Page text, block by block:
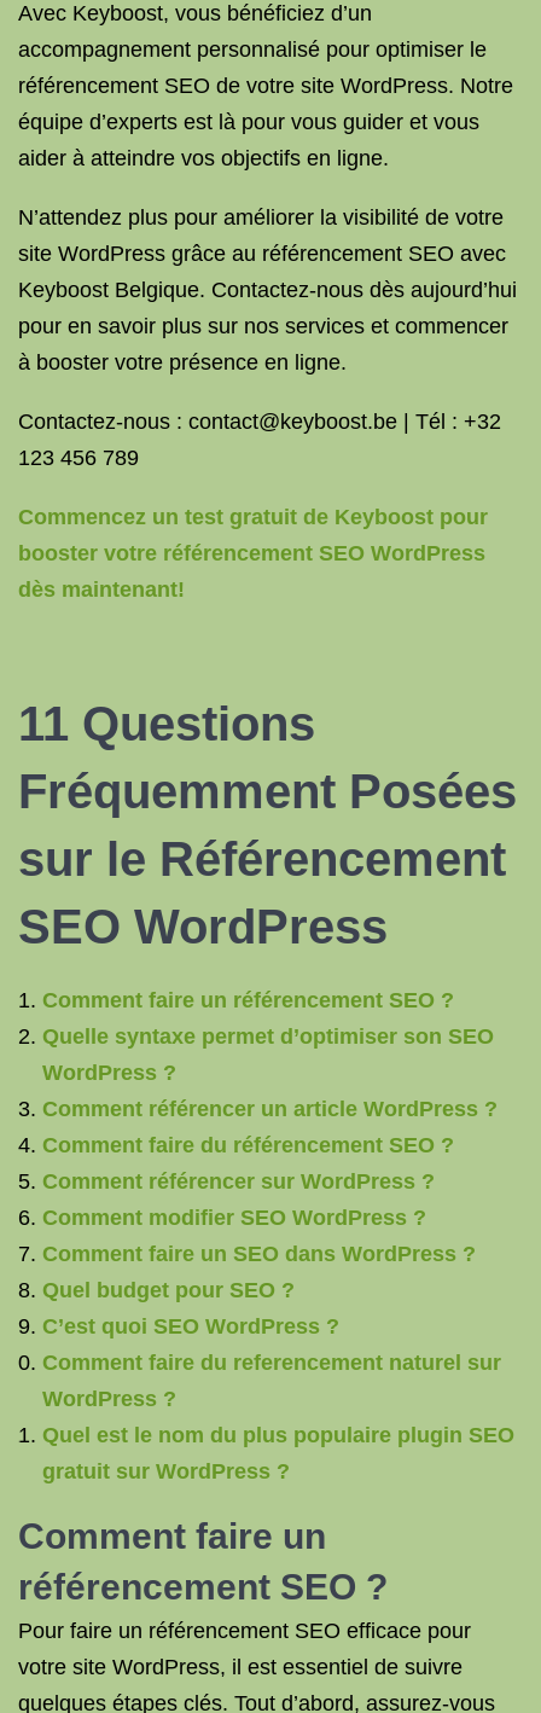
Avec Keyboost, vous bénéficiez d’un
accompagnement personnalisé pour optimiser le
référencement SEO de votre site WordPress. Notre
équipe d’experts est là pour vous guider et vous
aider à atteindre vos objectifs en ligne.
N’attendez plus pour améliorer la visibilité de votre
site WordPress grâce au référencement SEO avec
Keyboost Belgique. Contactez-nous dès aujourd’hui
pour en savoir plus sur nos services et commencer
à booster votre présence en ligne.
Contactez-nous : contact@keyboost.be | Tél : +32
123 456 789
Commencez un test gratuit de Keyboost pour
booster votre référencement SEO WordPress
dès maintenant!
11 Questions
Fréquemment Posées
sur le Référencement
SEO WordPress
Comment faire un référencement SEO ?
Quelle syntaxe permet d’optimiser son SEO
WordPress ?
Comment référencer un article WordPress ?
Comment faire du référencement SEO ?
Comment référencer sur WordPress ?
Comment modifier SEO WordPress ?
Comment faire un SEO dans WordPress ?
Quel budget pour SEO ?
C’est quoi SEO WordPress ?
Comment faire du referencement naturel sur
WordPress ?
Quel est le nom du plus populaire plugin SEO
gratuit sur WordPress ?
Comment faire un
référencement SEO ?
Pour faire un référencement SEO efficace pour
votre site WordPress, il est essentiel de suivre
quelques étapes clés. Tout d’abord, assurez-vous